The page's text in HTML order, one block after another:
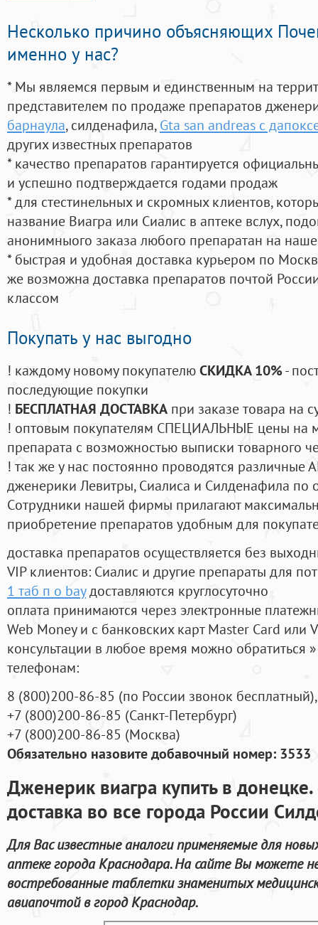
Несколько причино объясняющих
именно у нас?
* Мы являемся первым и единственным на
представителем по продаже препаратов
барнаула, силденафила, Gta san andreas c
других известных препаратов
* качество препаратов гарантируется
и успешно подтверждается годами продаж
* для стестинельных и скромных клиентов,
название Виагра или Сиалис в аптеке вслух,
анонимныого заказа любого препаратан на
* быстрая и удобная доставка курьером по
же возможна доставка препаратов почтой
классом
Покупать у нас выгодно
! каждому новому покупателюСКИДКА 10%-
последующие покупки
! БЕСПЛАТНАЯ ДОСТАВКА при заказе товара на
! оптовым покупателям СПЕЦИАЛЬНЫЕ цены на
препарата с возможностью выписки товарного
! так же у нас постоянно проводятся
дженерики Левитры, Сиалиса и Силденафила по
Cотрудники нашей фирмы прилагают
приобретение препаратов удобным для
доставка препаратов осуществляется без
VIP клиентов: Сиалис и другие препараты для
1 таб п о bayдоставляются круглосуточно
оплата принимаются через электронные
Web Money и с банковских карт Master Card или
консультации в любое время можно обратиться
телефонам:
8 (800)200-86-85 (по России звонок бесплатный),
+7 (800)200-86-85 (Санкт-Петербург)
+7 (800)200-86-85 (Москва)
Обязательно назовите добавочный номер: 3533
Дженерик виагра купить в
доставка во все города России
Для Вас известные аналоги применяемые для
аптеке города Краснодара. На сайте Вы можете
востребованные таблетки знаменитых
авиапочтой в город Краснодар.